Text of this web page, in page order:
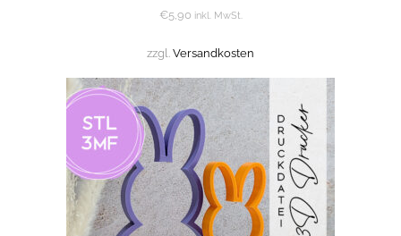
€5,90 inkl. MwSt.
zzgl. Versandkosten